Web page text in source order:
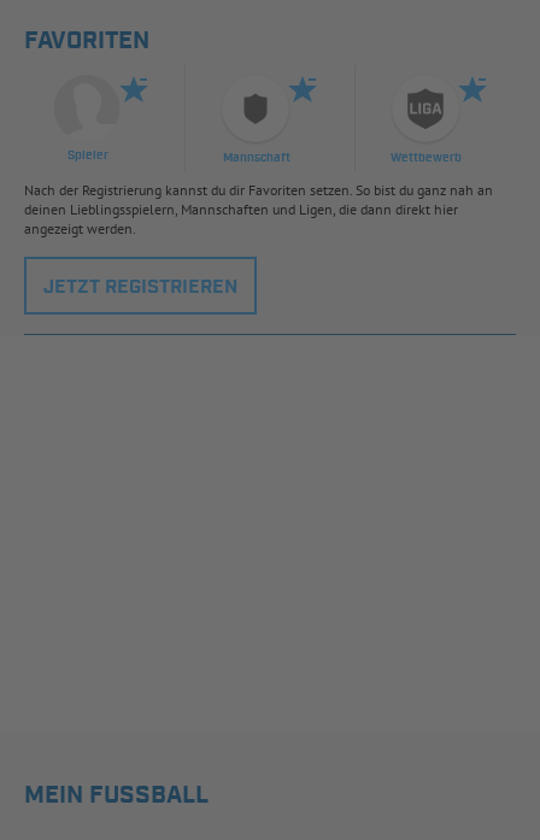
FAVORITEN
Spieler Mannschaft Wettbewerb
Nach der Registrierung kannst du dir Favoriten setzen. So bist du ganz nah an
deinen Lieblingsspielern, Mannschaften und Ligen, die dann direkt hier
angezeigt werden.
JETZT REGISTRIEREN
MEIN FUSSBALL